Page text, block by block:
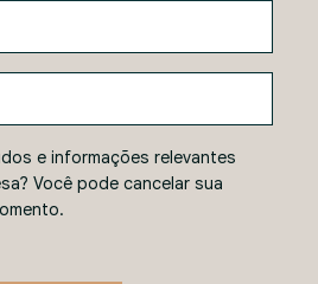
e informações relevantes
Você pode cancelar sua